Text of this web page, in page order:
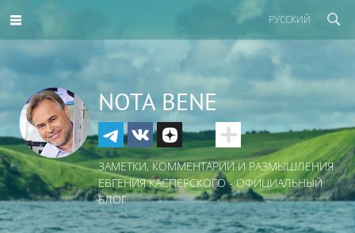
РУССКИЙ
NOTA BENE
ЗАМЕТКИ, КОММЕНТАРИИ И РАЗМЫШЛЕНИЯ
ЕВГЕНИЯ КАСПЕРСКОГО - ОФИЦИАЛЬНЫЙ
БЛОГ